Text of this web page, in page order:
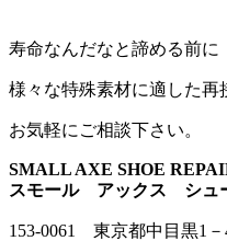
寿命なんだなと諦める前
様々な特殊素材に適した再
お気軽にご相談下さい。
SMALL AXE SHOE
スモール アックス シュ
153-0061 東京都中目黒1